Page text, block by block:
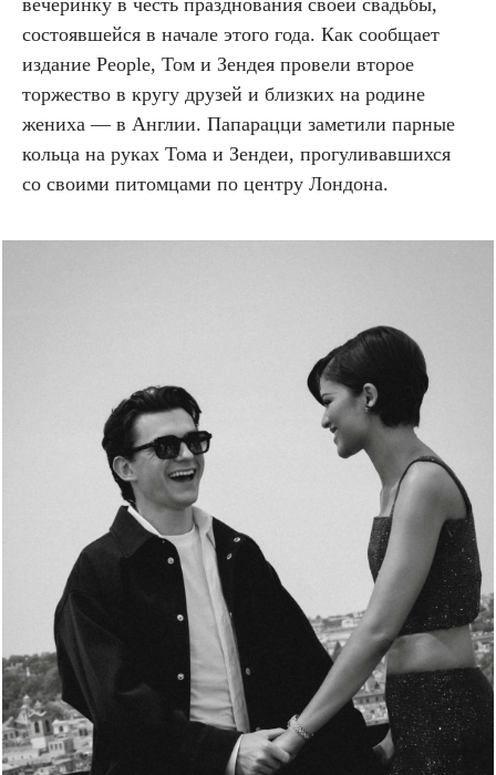
состоявшейся в начале этого года. Как сообщает
издание People, Том и Зендея провели второе
торжество в кругу друзей и близких на родине
жениха — в Англии. Папарацци заметили парные
кольца на руках Тома и Зендеи, прогуливавшихся
со своими питомцами по центру Лондона.